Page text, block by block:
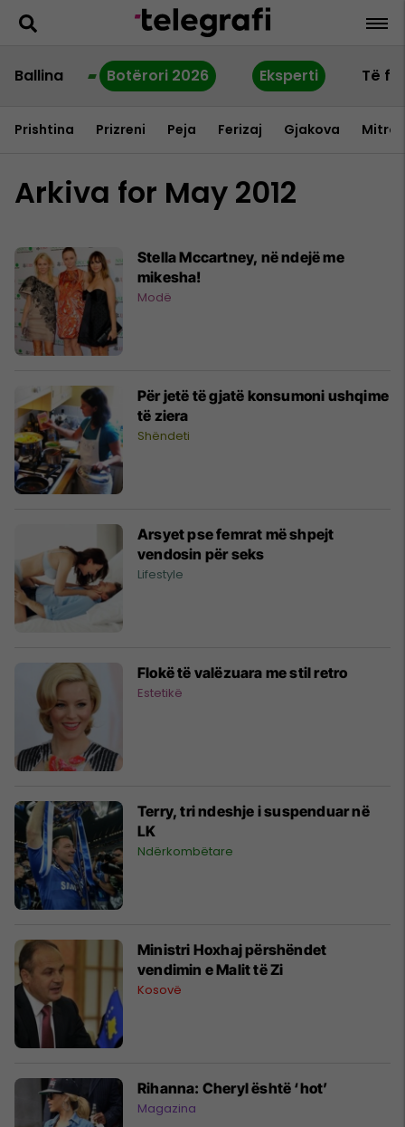
Ballina Botërori 2026 Eksperti Të
Prishtina Prizreni Peja Ferizaj Gjakova
Arkiva for May 2012
Stella Mccartney, në ndejë me
mikesha!
Modë
Për jetë të gjatë konsumoni ushqime
të ziera
Shëndeti
Arsyet pse femrat më shpejt
vendosin për seks
Lifestyle
Flokë të valëzuara me stil retro
Estetikë
Terry, tri ndeshje i suspenduar në
LK
Ndërkombëtare
Ministri Hoxhaj përshëndet
vendimin e Malit të Zi
Kosovë
Rihanna: Cheryl është ‘hot’
Magazina